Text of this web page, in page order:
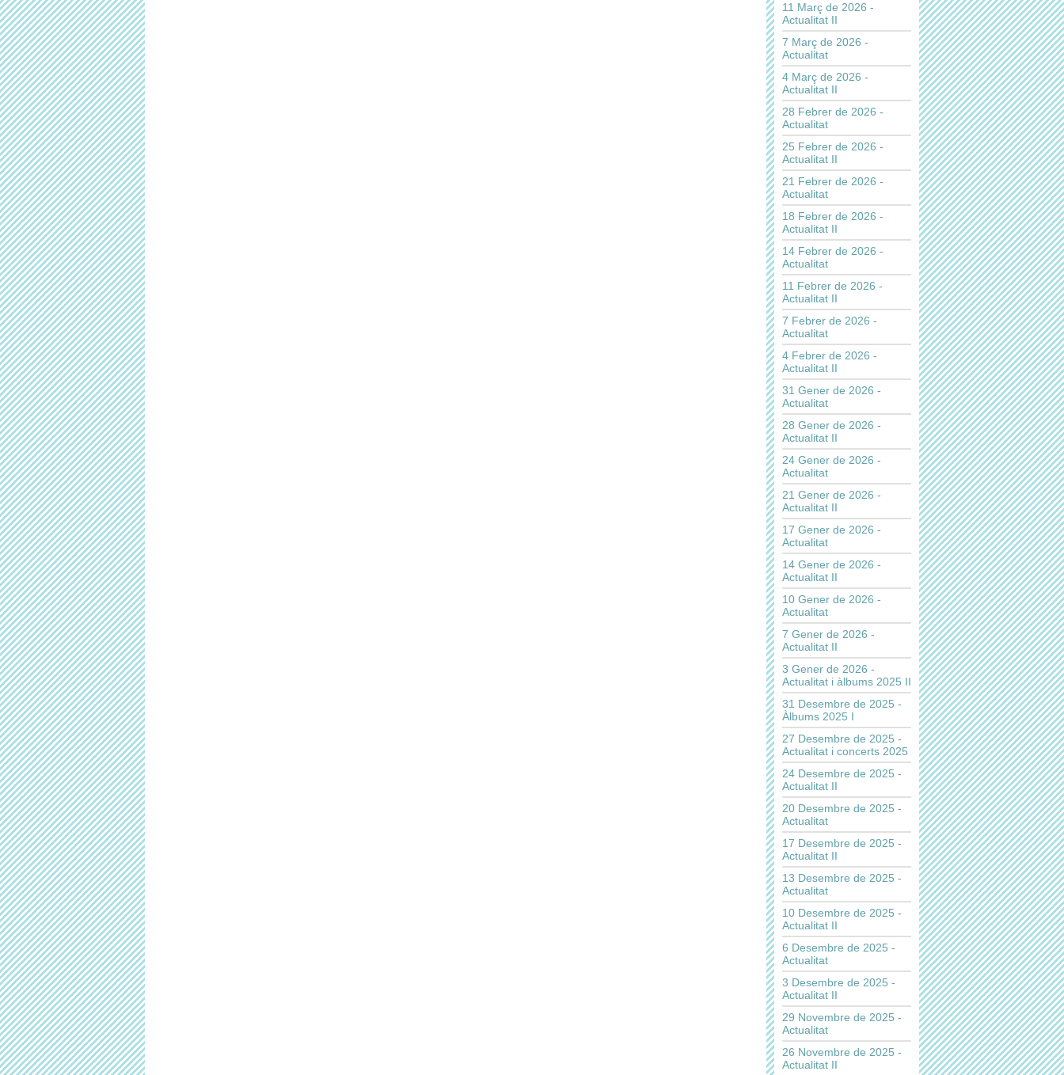
11 Març de 2026 -
Actualitat II
7 Març de 2026 -
Actualitat
4 Març de 2026 -
Actualitat II
28 Febrer de 2026 -
Actualitat
25 Febrer de 2026 -
Actualitat II
21 Febrer de 2026 -
Actualitat
18 Febrer de 2026 -
Actualitat II
14 Febrer de 2026 -
Actualitat
11 Febrer de 2026 -
Actualitat II
7 Febrer de 2026 -
Actualitat
4 Febrer de 2026 -
Actualitat II
31 Gener de 2026 -
Actualitat
28 Gener de 2026 -
Actualitat II
24 Gener de 2026 -
Actualitat
21 Gener de 2026 -
Actualitat II
17 Gener de 2026 -
Actualitat
14 Gener de 2026 -
Actualitat II
10 Gener de 2026 -
Actualitat
7 Gener de 2026 -
Actualitat II
3 Gener de 2026 -
Actualitat i àlbums 2025 II
31 Desembre de 2025 -
Àlbums 2025 I
27 Desembre de 2025 -
Actualitat i concerts 2025
24 Desembre de 2025 -
Actualitat II
20 Desembre de 2025 -
Actualitat
17 Desembre de 2025 -
Actualitat II
13 Desembre de 2025 -
Actualitat
10 Desembre de 2025 -
Actualitat II
6 Desembre de 2025 -
Actualitat
3 Desembre de 2025 -
Actualitat II
29 Novembre de 2025 -
Actualitat
26 Novembre de 2025 -
Actualitat II